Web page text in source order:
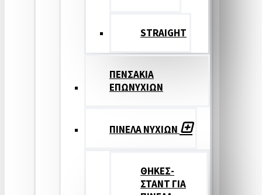
STRAIGHT
ΠΕΝΣΑΚΙΑ
ΕΠΩΝΥΧΙΩΝ
ΠΙΝΕΛΑ ΝΥΧΙΩΝ
ΘΗΚΕΣ-
ΣΤΑΝΤ ΓΙΑ